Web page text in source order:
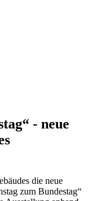
- neue
die neue
zum Bundestag“